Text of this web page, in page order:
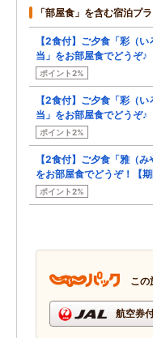
「部屋食」を含む宿泊プ
【2食付】ご夕食「彩（
当」をお部屋食でどうぞ♪
ポイント2%
【2食付】ご夕食「彩（
当」をお部屋食でどうぞ♪
ポイント2%
【2食付】ご夕食「雅（み
をお部屋食でどうぞ！【期
ポイント2%
この
航空券